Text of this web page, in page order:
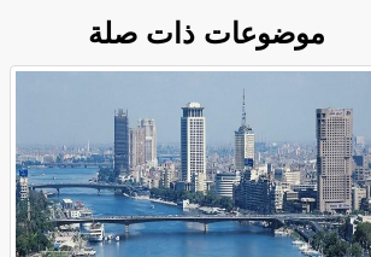
موضوعات ذات صلة